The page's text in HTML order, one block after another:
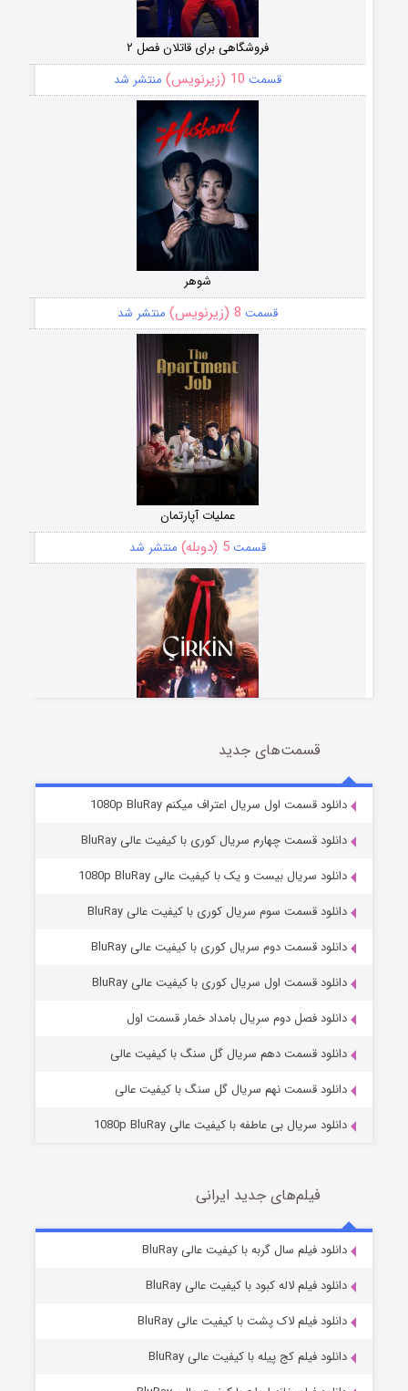
فروشگاهی برای قاتلان فصل ۲
قسمت 10 (زیرنویس) منتشر شد
شوهر
قسمت 8 (زیرنویس) منتشر شد
عملیات آپارتمان
قسمت5 (دوبله) منتشر شد
سریال زشت
قسمت2 (زیرنویس) منتشر شد
مردگان متحرک: شهر مرده ۳
قسمت2 (زیرنویس) منتشر شد
قسمت7 (زیرنویس) منتشر شد
قسمت‌های جدید
دانلود قسمت اول سریال اعتراف میکنم 1080p BluRay
دانلود قسمت چهارم سریال کوری با کیفیت عالی BluRay
دانلود سریال بیست و یک با کیفیت عالی 1080p BluRay
دانلود قسمت سوم سریال کوری با کیفیت عالی BluRay
دانلود قسمت دوم سریال کوری با کیفیت عالی BluRay
دانلود قسمت اول سریال کوری با کیفیت عالی BluRay
دانلود فصل دوم سریال بامداد خمار قسمت اول
دانلود قسمت دهم سریال گل سنگ با کیفیت عالی
دانلود قسمت نهم سریال گل سنگ با کیفیت عالی
دانلود سریال بی عاطفه با کیفیت عالی 1080p BluRay
فیلم‌های جدید ایرانی
دانلود فیلم سال گربه با کیفیت عالی BluRay
دانلود فیلم لاله کبود با کیفیت عالی BluRay
دانلود فیلم لاک پشت با کیفیت عالی BluRay
دانلود فیلم کج‌ پیله با کیفیت عالی BluRay